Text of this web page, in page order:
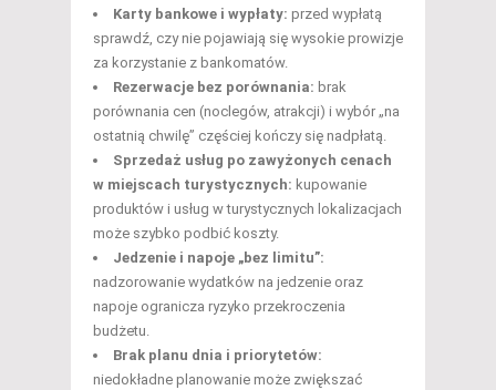
Karty bankowe i wypłaty: przed wypłatą
sprawdź, czy nie pojawiają się wysokie prowizje
za korzystanie z bankomatów.
Rezerwacje bez porównania: brak
porównania cen (noclegów, atrakcji) i wybór „na
ostatnią chwilę” częściej kończy się nadpłatą.
Sprzedaż usług po zawyżonych cenach
w miejscach turystycznych: kupowanie
produktów i usług w turystycznych lokalizacjach
może szybko podbić koszty.
Jedzenie i napoje „bez limitu”:
nadzorowanie wydatków na jedzenie oraz
napoje ogranicza ryzyko przekroczenia
budżetu.
Brak planu dnia i priorytetów:
niedokładne planowanie może zwiększać